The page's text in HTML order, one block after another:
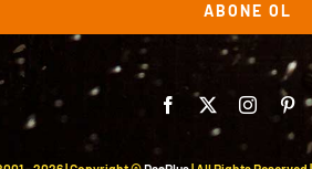
ABONE OL